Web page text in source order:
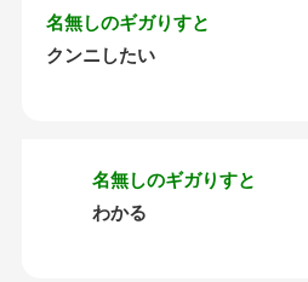
名無しのギガりすと
クンニしたい
名無しのギガりすと
わかる